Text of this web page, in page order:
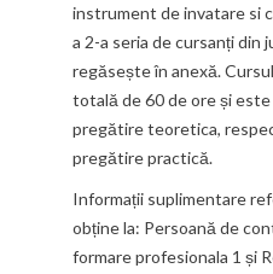
instrument de invatare si
a 2-a seria de cursanți din
regăsește în anexă.
totală de 60 de ore și
pregătire teoretica,
pregătire practică.
Informații suplimentare
obține la: Persoană de
formare profesionala 1 și